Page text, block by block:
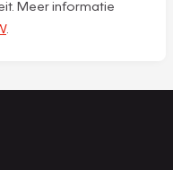
Meer informatie
.